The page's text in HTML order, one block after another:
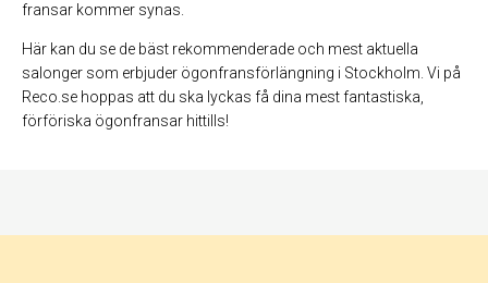
fransar kommer synas.
Här kan du se de bäst rekommenderade och mest aktuella
salonger som erbjuder ögonfransförlängning i Stockholm. Vi på
Reco.se hoppas att du ska lyckas få dina mest fantastiska,
förföriska ögonfransar hittills!